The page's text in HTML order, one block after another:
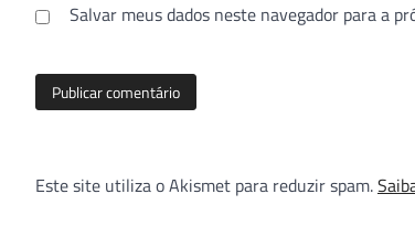
Salvar meus dados neste navegador para a
Este site utiliza o Akismet para reduzir spam.